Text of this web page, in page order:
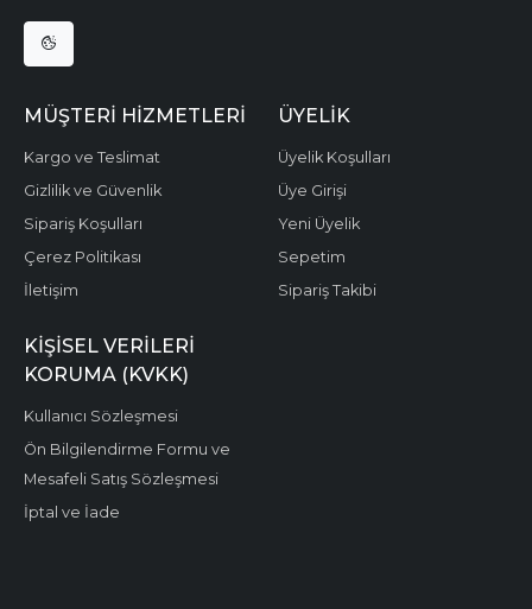
MÜŞTERI HIZMETLERI
Kargo ve Teslimat
Gizlilik ve Güvenlik
Sipariş Koşulları
Çerez Politikası
İletişim
ÜYELIK
Üyelik Koşulları
Üye Girişi
Yeni Üyelik
Sepetim
Sipariş Takibi
KIŞISEL VERILERI
KORUMA (KVKK)
Kullanıcı Sözleşmesi
Ön Bilgilendirme Formu ve
Mesafeli Satış Sözleşmesi
İptal ve İade